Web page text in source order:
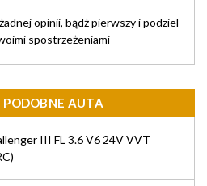
opinii, bądż pierwszy i podziel
spostrzeżeniami
AUTA
III FL 3.6 V6 24V VVT